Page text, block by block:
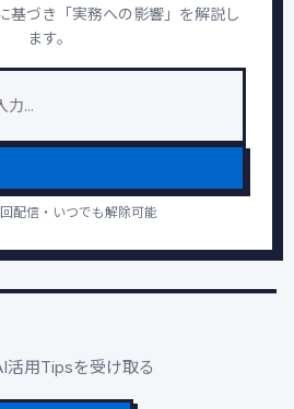
基づき「実務への影響」を解説し
ます。
配信・いつでも解除可能
活用Tipsを受け取る